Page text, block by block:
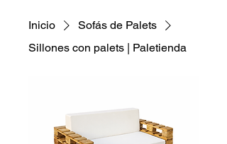
Inicio
Sofás de Palets
Sillones con palets | Paletienda